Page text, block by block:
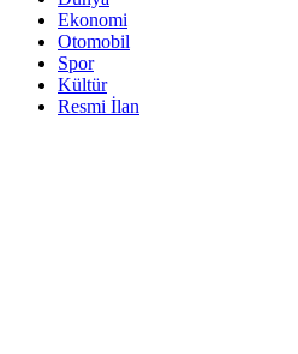
Ekonomi
Otomobil
Spor
Kültür
Resmi İlan